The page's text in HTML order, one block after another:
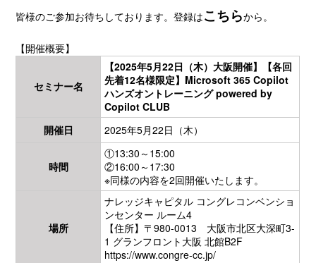
皆様のご参加お待ちしております。登録はこちらから。
【開催概要】
セミナー名
【2025年5月22日（木）大阪開催】【各回
先着12名様限定】Microsoft 365 Copilot
ハンズオントレーニング powered by
Copilot CLUB
開催日
2025年5月22日（木）
時間
①13:30～15:00
②16:00～17:30
※同様の内容を2回開催いたします。
場所
ナレッジキャピタル コングレコンベンショ
ンセンター ルーム4
【住所】〒980-0013 大阪市北区大深町3-
1 グランフロント大阪 北館B2F
https://www.congre-cc.jp/